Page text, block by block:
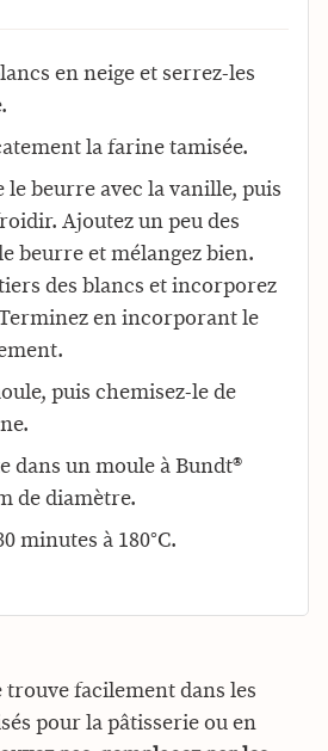
en neige et serrez-les
la farine tamisée.
le beurre avec la vanille, puis
Ajoutez un peu des
beurre et mélangez bien.
des blancs et incorporez
en incorporant le
puis chemisez-le de
dans un moule à Bundt®
de diamètre.
minutes à 180°C.
trouve facilement dans les
pour la pâtisserie ou en